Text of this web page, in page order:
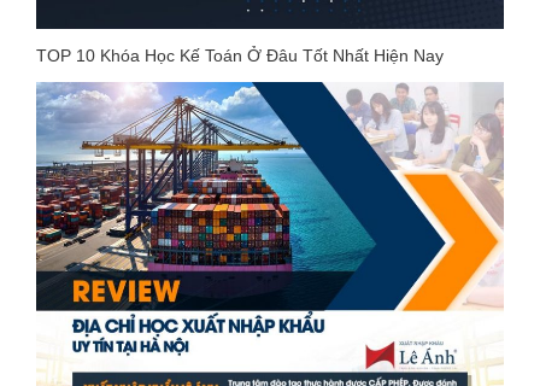
TOP 10 Khóa Học Kế Toán Ở Đâu Tốt Nhất Hiện Nay